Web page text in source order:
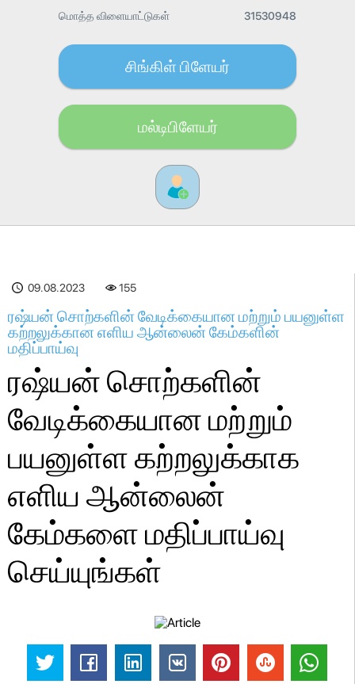
மொத்த விளையாட்டுகள் 31530948
சிங்கிள் பிளேயர்
மல்டிபிளேயர்
09.08.2023 155
ரஷ்யன் சொற்களின் வேடிக்கையான மற்றும் பயனுள்ள
கற்றலுக்கான எளிய ஆன்லைன் கேம்களின்
மதிப்பாய்வு
ரஷ்யன் சொற்களின்
வேடிக்கையான மற்றும்
பயனுள்ள கற்றலுக்காக
எளிய ஆன்லைன்
கேம்களை மதிப்பாய்வு
செய்யுங்கள்